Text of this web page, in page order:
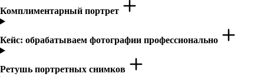
Комплиментарный портрет
Кейс: обрабатываем фотографии профессионально
Ретушь портретных снимков